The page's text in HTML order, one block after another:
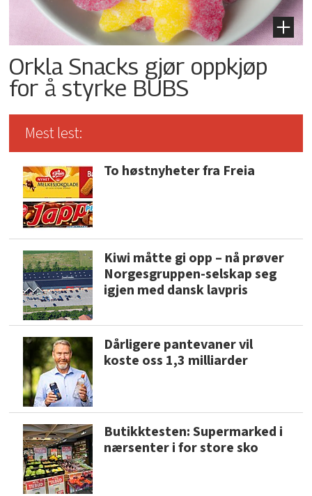
Orkla Snacks gjør oppkjøp
for å styrke BUBS
Mest lest:
To høstnyheter fra Freia
Kiwi måtte gi opp – nå prøver
Norgesgruppen-selskap seg
igjen med dansk lavpris
Dårligere pantevaner vil
koste oss 1,3 milliarder
Butikktesten: Supermarked i
nærsenter i for store sko